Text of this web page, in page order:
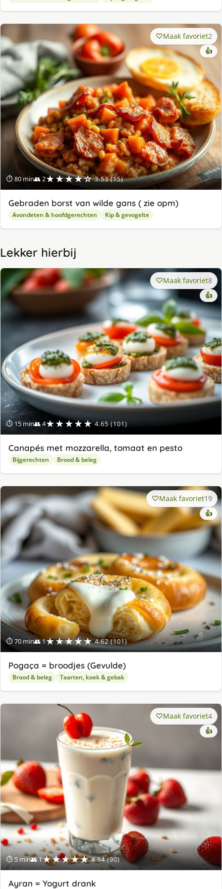
⏱ 80 min👥 2★★★★☆ 3.53 (15)
Maak favoriet2
👍
Gebraden borst van wilde gans ( zie opm)
Avondeten & hoofdgerechten Kip & gevogelte
Lekker hierbij
⏱ 15 min👥 4★★★★★ 4.65 (101)
Maak favoriet8
👍
Canapés met mozzarella, tomaat en pesto
Bijgerechten Brood & beleg
⏱ 70 min👥 1★★★★★ 4.62 (101)
Maak favoriet19
👍
Pogaça = broodjes (Gevulde)
Brood & beleg Taarten, koek & gebak
⏱ 5 min👥 1★★★★★ 4.64 (90)
Maak favoriet4
👍
Ayran = Yogurt drank